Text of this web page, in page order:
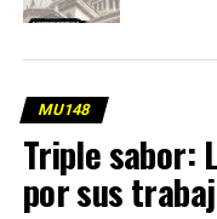
MU148
Triple sabor:
por sus